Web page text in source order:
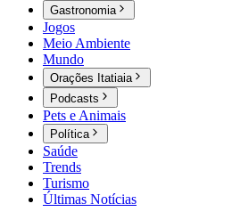
Gastronomia
Jogos
Meio Ambiente
Mundo
Orações Itatiaia
Podcasts
Pets e Animais
Política
Saúde
Trends
Turismo
Últimas Notícias